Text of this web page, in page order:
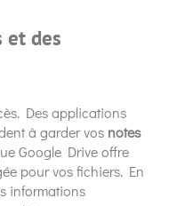
et des
Des applications
à garder vos notes
Google Drive offre
pour vos fichiers. En
informations